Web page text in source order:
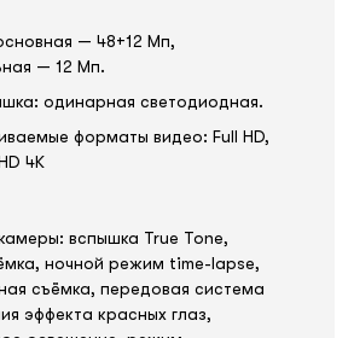
— 48+12 Мп,
— 12 Мп.
одинарная светодиодная.
форматы видео: Full HD,
4K
вспышка True Tone,
ночной режим time-lapse,
съёмка, передовая система
эффекта красных глаз,